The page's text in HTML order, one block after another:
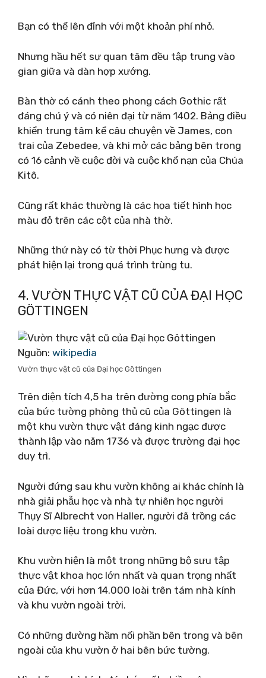
Bạn có thể lên đỉnh với một khoản phí nhỏ.
Nhưng hầu hết sự quan tâm đều tập trung vào
gian giữa và dàn hợp xướng.
Bàn thờ có cánh theo phong cách Gothic rất
đáng chú ý và có niên đại từ năm 1402. Bảng điều
khiển trung tâm kể câu chuyện về James, con
trai của Zebedee, và khi mở các bảng bên trong
có 16 cảnh về cuộc đời và cuộc khổ nạn của Chúa
Kitô.
Cũng rất khác thường là các họa tiết hình học
màu đỏ trên các cột của nhà thờ.
Những thứ này có từ thời Phục hưng và được
phát hiện lại trong quá trình trùng tu.
4. VƯỜN THỰC VẬT CŨ CỦA ĐẠI HỌC
GÖTTINGEN
Nguồn: wikipedia
Vườn thực vật cũ của Đại học Göttingen
Trên diện tích 4,5 ha trên đường cong phía bắc
của bức tường phòng thủ cũ của Göttingen là
một khu vườn thực vật đáng kinh ngạc được
thành lập vào năm 1736 và được trường đại học
duy trì.
Người đứng sau khu vườn không ai khác chính là
nhà giải phẫu học và nhà tự nhiên học người
Thụy Sĩ Albrecht von Haller, người đã trồng các
loài dược liệu trong khu vườn.
Khu vườn hiện là một trong những bộ sưu tập
thực vật khoa học lớn nhất và quan trọng nhất
của Đức, với hơn 14.000 loài trên tám nhà kính
và khu vườn ngoài trời.
Có những đường hầm nối phần bên trong và bên
ngoài của khu vườn ở hai bên bức tường.